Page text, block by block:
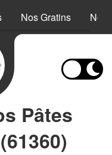
Nos Gratins Nos
Pâtes